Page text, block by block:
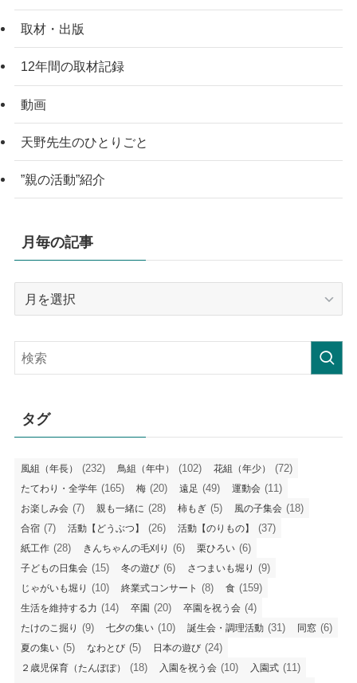
取材・出版
12年間の取材記録
動画
天野先生のひとりごと
”親の活動”紹介
月毎の記事
記
事
タグ
風組（年長） (232) 鳥組（年中） (102) 花組（年少） (72)
たてわり・全学年 (165) 梅 (20) 遠足 (49) 運動会 (11)
お楽しみ会 (7) 親も一緒に (28) 柿もぎ (5) 風の子集会 (18)
合宿 (7) 活動【どうぶつ】 (26) 活動【のりもの】 (37)
紙工作 (28) きんちゃんの毛刈り (6) 栗ひろい (6)
子どもの日集会 (15) 冬の遊び (6) さつまいも堀り (9)
じゃがいも堀り (10) 終業式コンサート (8) 食 (159)
生活を維持する力 (14) 卒園 (20) 卒園を祝う会 (4)
たけのこ掘り (9) 七夕の集い (10) 誕生会・調理活動 (31) 同窓 (6)
夏の集い (5) なわとび (5) 日本の遊び (24)
２歳児保育（たんぽぽ） (18) 入園を祝う会 (10) 入園式 (11)